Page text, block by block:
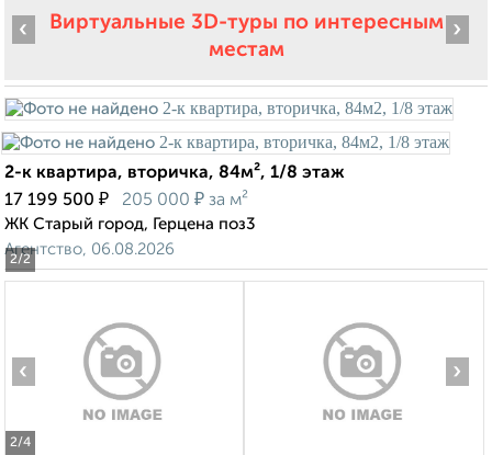
Виртуальные 3D-туры по интересным
местам
2/2
‹ ›
2-к квартира, вторичка, 84м², 1/8 этаж
17 199 500 ₽ 205 000 ₽ за м²
ЖК Старый город, Герцена поз3
Агентство, 06.08.2026
2/4
‹ ›